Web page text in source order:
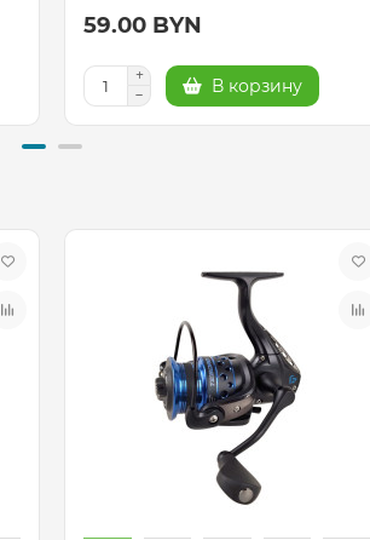
59.00 BYN
В корзину